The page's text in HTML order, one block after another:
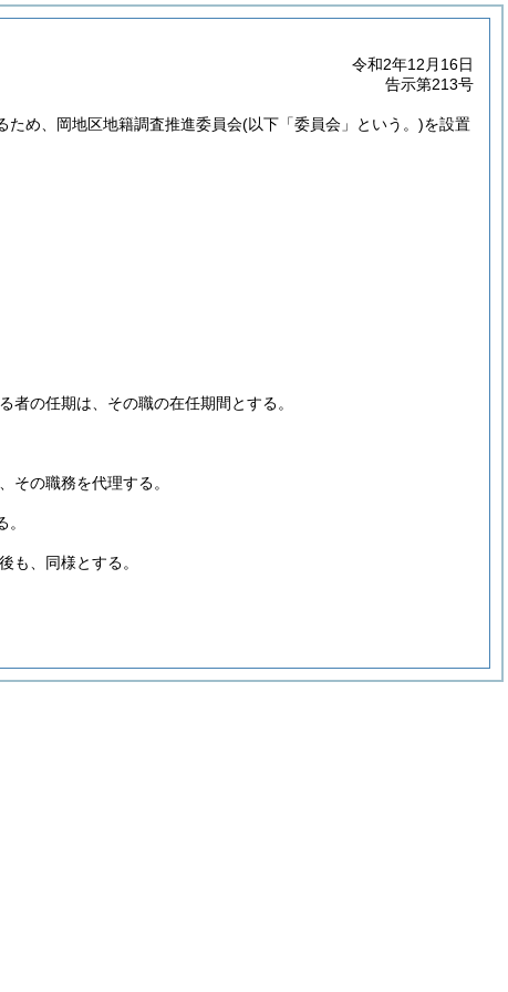
令和2年12月16日
告示第213号
ため、岡地区地籍調査推進委員会(以下「委員会」という。)を設置
者の任期は、その職の在任期間とする。
その職務を代理する。
も、同様とする。